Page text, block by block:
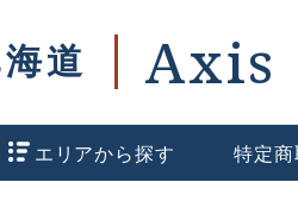
エリアから探す 特定